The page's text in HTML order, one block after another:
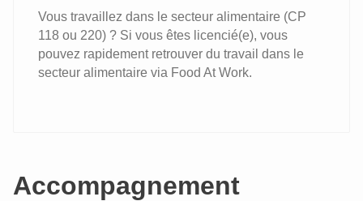
Vous travaillez dans le secteur alimentaire (CP
118 ou 220) ? Si vous êtes licencié(e), vous
pouvez rapidement retrouver du travail dans le
secteur alimentaire via Food At Work.
Accompagnement